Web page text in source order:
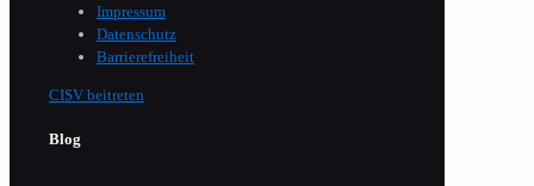
Impressum
Datenschutz
Barrierefreiheit
CISV beitreten
Blog